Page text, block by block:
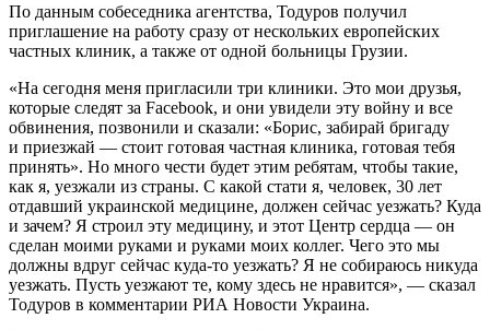
По данным собеседника агентства, Тодуров получил
приглашение на работу сразу от нескольких европейских
частных клиник, а также от одной больницы Грузии.
«На сегодня меня пригласили три клиники. Это мои друзья,
которые следят за Facebook, и они увидели эту войну и все
обвинения, позвонили и сказали: «Борис, забирай бригаду
и приезжай — стоит готовая частная клиника, готовая тебя
принять». Но много чести будет этим ребятам, чтобы такие,
как я, уезжали из страны. С какой стати я, человек, 30 лет
отдавший украинской медицине, должен сейчас уезжать? Куда
и зачем? Я строил эту медицину, и этот Центр сердца — он
сделан моими руками и руками моих коллег. Чего это мы
должны вдруг сейчас куда-то уезжать? Я не собираюсь никуда
уезжать. Пусть уезжают те, кому здесь не нравится», — сказал
Тодуров в комментарии РИА Новости Украина.